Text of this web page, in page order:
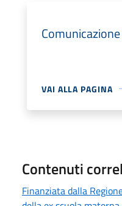
VAI ALLA PAGINA
Contenuti
Finanziata dalla